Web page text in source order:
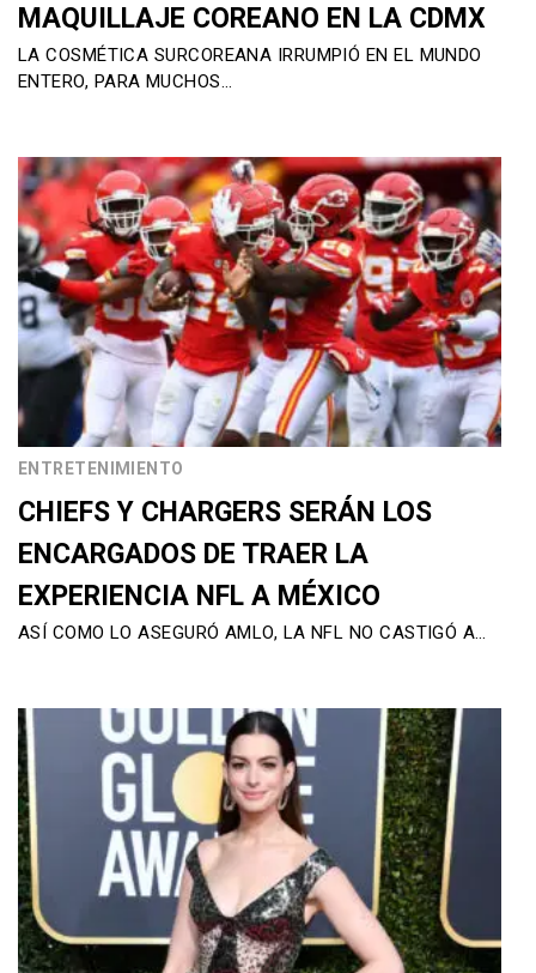
MAQUILLAJE COREANO EN LA CDMX
LA COSMÉTICA SURCOREANA IRRUMPIÓ EN EL MUNDO
ENTERO, PARA MUCHOS…
ENTRETENIMIENTO
CHIEFS Y CHARGERS SERÁN LOS
ENCARGADOS DE TRAER LA
EXPERIENCIA NFL A MÉXICO
ASÍ COMO LO ASEGURÓ AMLO, LA NFL NO CASTIGÓ A…